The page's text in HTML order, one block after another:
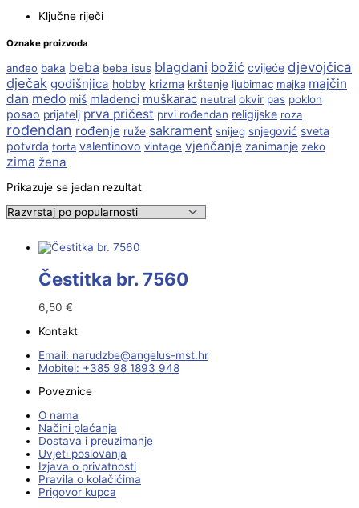
Ključne riječi
Oznake proizvoda
anđeo baka beba beba isus blagdani božić cvijeće djevojčica
dječak godišnjica hobby krizma krštenje ljubimac majka majčin
dan medo miš mladenci muškarac neutral okvir pas poklon
posao prijatelj prva pričest prvi rođendan religijske roza
rođendan rođenje ruže sakrament snijeg snjegović sveta
potvrda torta valentinovo vintage vjenčanje zanimanje zeko
zima žena
Prikazuje se jedan rezultat
Čestitka br. 7560
6,50 €
Kontakt
Email:
rh.tsm-sulegna
@ebzduran
Mobitel: +385 98 1893 948
Poveznice
O nama
Načini plaćanja
Dostava i preuzimanje
Uvjeti poslovanja
Izjava o privatnosti
Pravila o kolačićima
Prigovor kupca